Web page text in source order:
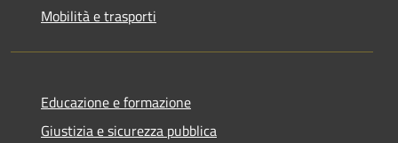
Mobilità e trasporti
Educazione e formazione
Giustizia e sicurezza pubblica